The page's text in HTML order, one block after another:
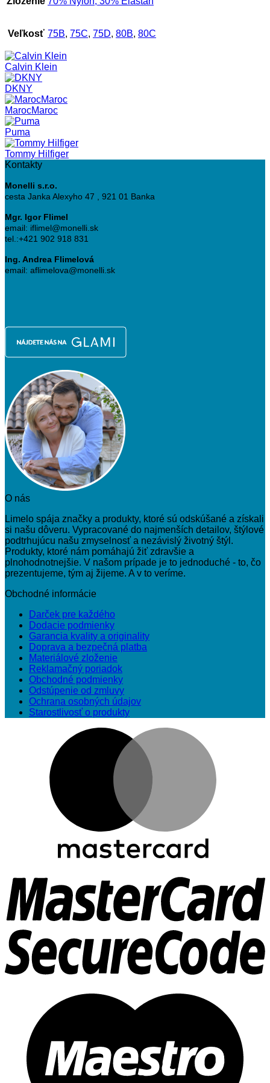
Veľkosť 75B, 75C, 75D, 80B, 80C
Calvin Klein
DKNY
MarocMaroc
Puma
Tommy Hilfiger
Kontakty
Monelli s.r.o.
cesta Janka Alexyho 47 , 921 01 Banka
Mgr. Igor Flimel
email: iflimel@monelli.sk
tel.:+421 902 918 831
Ing. Andrea Flimelová
email: aflimelova@monelli.sk
O nás
Limelo spája značky a produkty, ktoré sú odskúšané a získali
si našu dôveru. Vypracované do najmenších detailov, štýlové
podtrhujúcu našu zmyselnosť a nezávislý životný štýl.
Produkty, ktoré nám pomáhajú žiť zdravšie a
plnohodnotnejšie. V našom prípade je to jednoduché - to, čo
prezentujeme, tým aj žijeme. A v to veríme.
Obchodné informácie
Darček pre každého
Dodacie podmienky
Garancia kvality a originality
Doprava a bezpečná platba
Materiálové zloženie
Reklamačný poriadok
Obchodné podmienky
Odstúpenie od zmluvy
Ochrana osobných údajov
Starostlivosť o produkty
2